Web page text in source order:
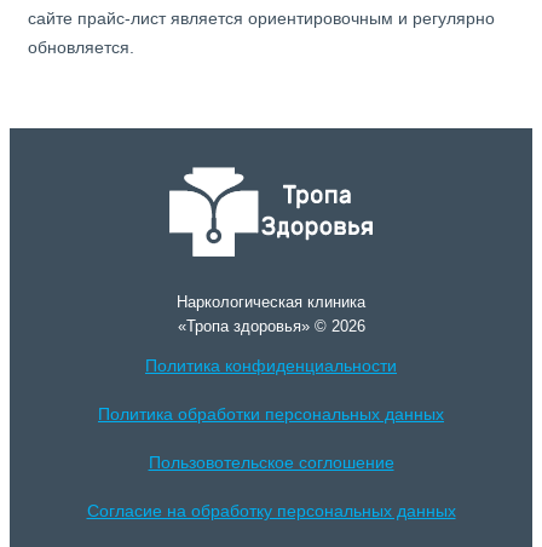
сайте прайс-лист является ориентировочным и регулярно
обновляется.
Наркологическая клиника
«Тропа здоровья» © 2026
Политика конфиденциальности
Политика обработки персональных данных
Пользовотельское соглошение
Согласие на обработку персональных данных